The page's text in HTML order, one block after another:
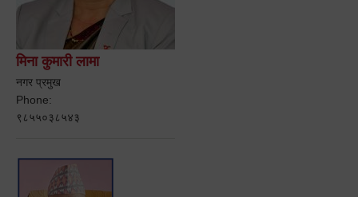
मिना कुमारी लामा
नगर प्रमुख
Phone:
९८५५०३८५४३